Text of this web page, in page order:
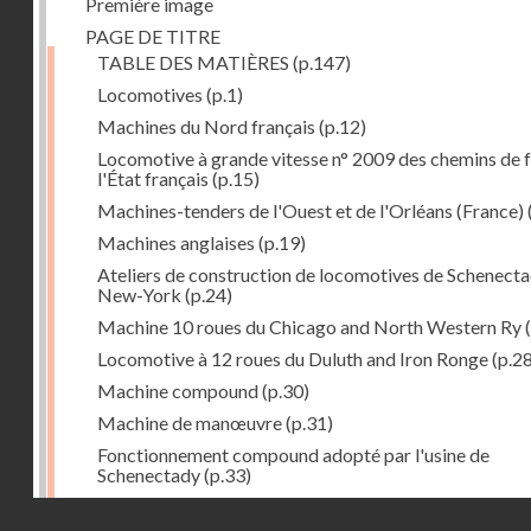
PAGE DE TITRE
TABLE DES MATIÈRES (p.147)
Locomotives (p.1)
Machines du Nord français (p.12)
Locomotive à grande vitesse n° 2009 des chemins de
l'État français (p.15)
Machines-tenders de l'Ouest et de l'Orléans (France)
Machines anglaises (p.19)
Ateliers de construction de locomotives de
New-York (p.24)
Machine 10 roues du Chicago and North Western Ry
Locomotive à 12 roues du Duluth and Iron Ronge
Machine compound(p.30)
Machine de manœuvre(p.31)
Fonctionnement compound adopté par l'usine de
Schenectady(p.33)